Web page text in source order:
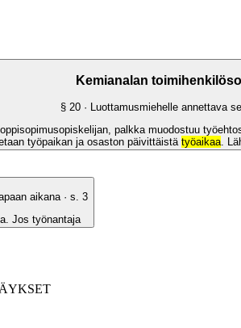
Kemianalan
§ 20 · Luottamusmiehelle annettava
palkka muodostuu
työpaikan ja osaston päivittäistä työaikaa.
aikana · s. 3
Jos työnantaja